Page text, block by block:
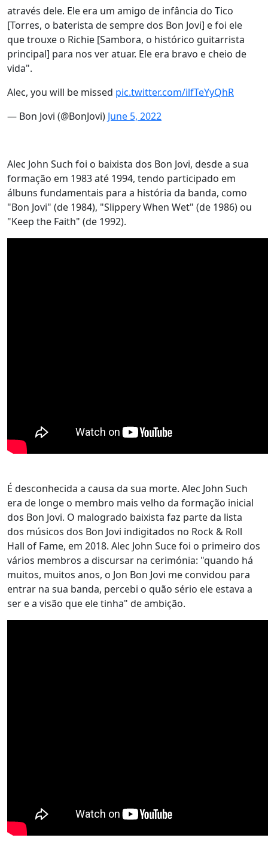
através dele. Ele era um amigo de infância do Tico
[Torres, o baterista de sempre dos Bon Jovi] e foi ele
que trouxe o Richie [Sambora, o histórico guitarrista
principal] para nos ver atuar. Ele era bravo e cheio de
vida".
Alec, you will be missed pic.twitter.com/ilfTeYyQhR
— Bon Jovi (@BonJovi) June 5, 2022
Alec John Such foi o baixista dos Bon Jovi, desde a sua
formação em 1983 até 1994, tendo participado em
álbuns fundamentais para a história da banda, como
"Bon Jovi" (de 1984), "Slippery When Wet" (de 1986) ou
"Keep the Faith" (de 1992).
É desconhecida a causa da sua morte. Alec John Such
era de longe o membro mais velho da formação inicial
dos Bon Jovi. O malogrado baixista faz parte da lista
dos músicos dos Bon Jovi indigitados no Rock & Roll
Hall of Fame, em 2018. Alec John Suce foi o primeiro dos
vários membros a discursar na cerimónia: "quando há
muitos, muitos anos, o Jon Bon Jovi me convidou para
entrar na sua banda, percebi o quão sério ele estava a
ser e a visão que ele tinha" de ambição.